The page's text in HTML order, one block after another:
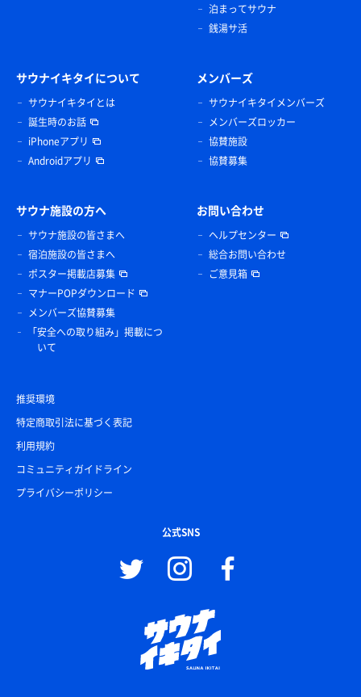
泊まってサウナ
銭湯サ活
サウナイキタイについて
サウナイキタイとは
誕生時のお話
iPhoneアプリ
Androidアプリ
メンバーズ
サウナイキタイメンバーズ
メンバーズロッカー
協賛施設
協賛募集
サウナ施設の方へ
サウナ施設の皆さまへ
宿泊施設の皆さまへ
ポスター掲載店募集
マナーPOPダウンロード
メンバーズ協賛募集
「安全への取り組み」掲載につ
いて
お問い合わせ
ヘルプセンター
総合お問い合わせ
ご意見箱
推奨環境
特定商取引法に基づく表記
利用規約
コミュニティガイドライン
プライバシーポリシー
公式SNS